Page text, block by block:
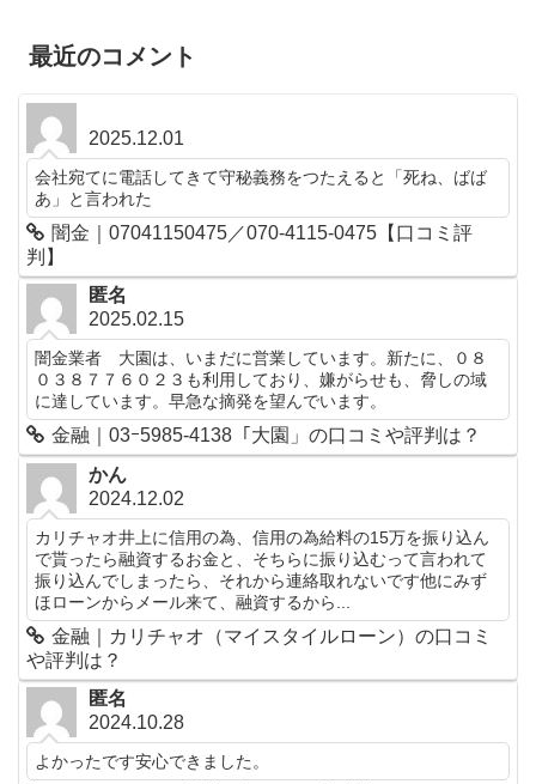
最近のコメント
2025.12.01
会社宛てに電話してきて守秘義務をつたえると「死ね、ばば
あ」と言われた
闇金｜07041150475／070-4115-0475【口コミ評
判】
匿名
2025.02.15
闇金業者 大園は、いまだに営業しています。新たに、０８
０３８７７６０２３も利用しており、嫌がらせも、脅しの域
に達しています。早急な摘発を望んでいます。
金融｜03ｰ5985-4138「大園」の口コミや評判は？
かん
2024.12.02
カリチャオ井上に信用の為、信用の為給料の15万を振り込ん
で貰ったら融資するお金と、そちらに振り込むって言われて
振り込んでしまったら、それから連絡取れないです他にみず
ほローンからメール来て、融資するから...
金融｜カリチャオ（マイスタイルローン）の口コミ
や評判は？
匿名
2024.10.28
よかったです安心できました。